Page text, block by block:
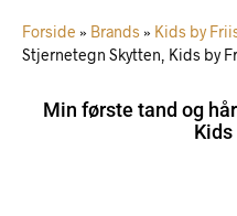
Forside » Brands » Kids by
Stjernetegn Skytten, Kids by
Min første tand og